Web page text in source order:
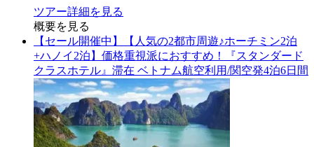
ツアー詳細を見る
概要を見る
【セール開催中】【人気の2都市周遊♪ホーチミン2泊
+ハノイ2泊】価格重視派におすすめ！『スタンダード
クラスホテル』滞在 ベトナム航空利用/関空発4泊6日間